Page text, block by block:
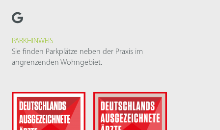
PARKHINWEIS
Sie finden Parkplätze neben der Praxis im
angrenzenden Wohngebiet.